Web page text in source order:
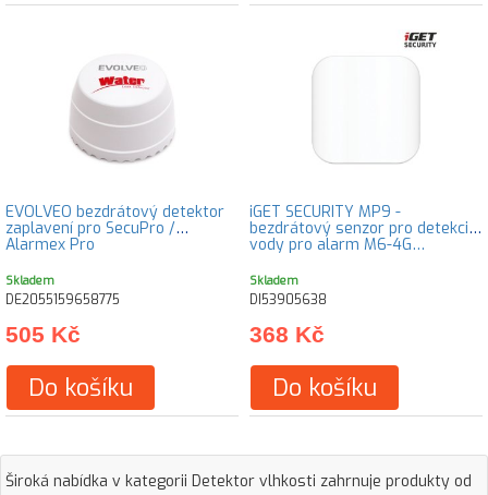
EVOLVEO bezdrátový detektor
zaplavení pro SecuPro /
Alarmex Pro
Skladem
DE2055159658775
505 Kč
Do košíku
iGET SECURITY MP9 -
bezdrátový senzor pro detekci
vody pro alarm M6-4G…
Skladem
DI53905638
368 Kč
Do košíku
Široká nabídka v kategorii Detektor vlhkosti zahrnuje produkty od